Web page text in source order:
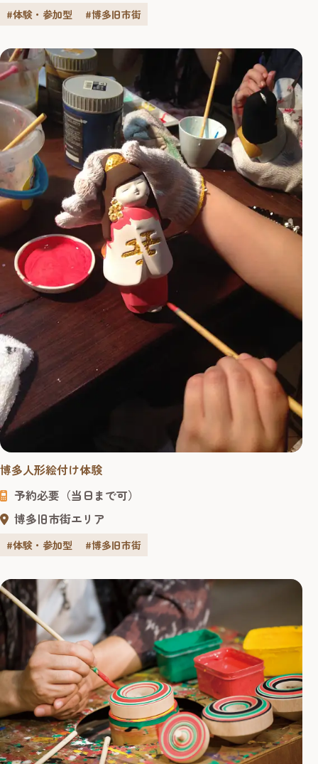
#体験・参加型 #博多旧市街
博多人形絵付け体験
予約必要（当日まで可）
博多旧市街エリア
#体験・参加型 #博多旧市街